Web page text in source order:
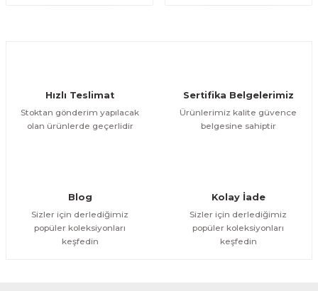
Hızlı Teslimat
Stoktan gönderim yapılacak
olan ürünlerde geçerlidir
Sertifika Belgelerimiz
Ürünlerimiz kalite güvence
belgesine sahiptir
Blog
Sizler için derlediğimiz
popüler koleksiyonları
keşfedin
Kolay İade
Sizler için derlediğimiz
popüler koleksiyonları
keşfedin